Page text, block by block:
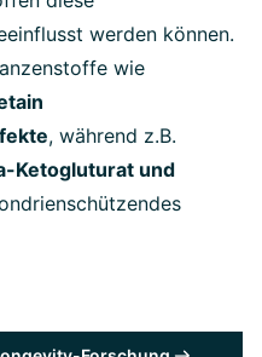
werden können.
wie
, während z.B.
Ketogluturat und